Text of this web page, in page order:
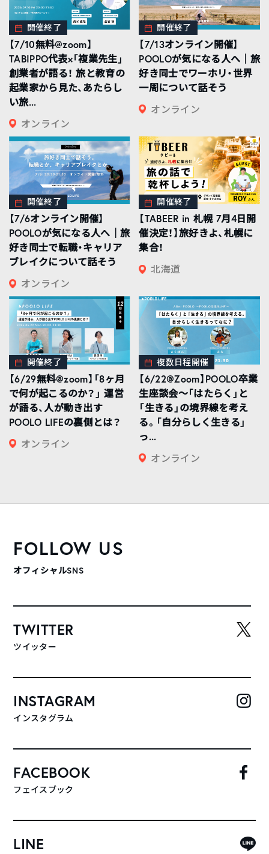
開催終了
【7/10無料@zoom】
TABIPPO代表×「複業先生」
創業者が語る！ 旅と教育の
起業家から見た、あたらし
い旅...
オンライン
開催終了
【7/13オンライン開催】
POOLOが気になる人へ｜旅
好き同士でワーホリ・世界
一周について話そう
オンライン
開催終了
【7/6オンライン開催】
POOLOが気になる人へ｜旅
好き同士で転職・キャリア
ブレイクについて話そう
オンライン
開催終了
【TABEER in 札幌 7月4日開
催決定！】旅好きよ、札幌に
集合！
北海道
開催終了
【6/29無料@zoom】「8ヶ月
で何が起こるのか？」 運営
が語る、人が動き出す
POOLO LIFEの裏側とは？
オンライン
複数日程開催
【6/22@Zoom】POOLO卒業
生座談会〜「はたらく」と
「生きる」の境界線を考え
る。「自分らしく生きる」
っ...
オンライン
FOLLOW US
オフィシャルSNS
TWITTER
ツイッター
INSTAGRAM
インスタグラム
FACEBOOK
フェイスブック
LINE